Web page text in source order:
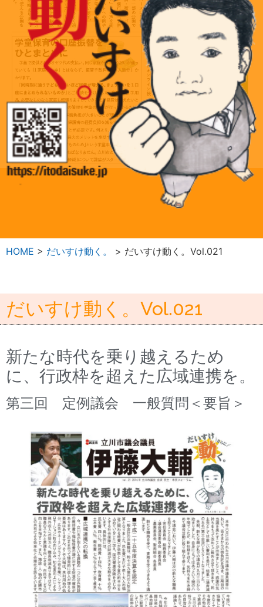
HOME > だいすけ動く。 > だいすけ動く。Vol.021
だいすけ動く。Vol.021
新たな時代を乗り越えるため
に、行政枠を超えた広域連携を。
第三回 定例議会 一般質問＜要旨＞